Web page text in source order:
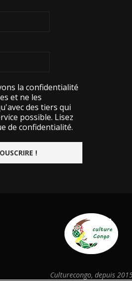
la confidentialité
et ne les
des tiers qui
possible. Lisez
de confidentialité.
Culturecongo, depuis